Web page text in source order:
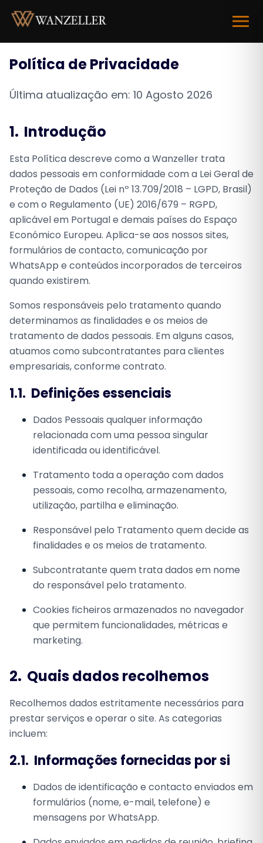
Abrir
Política de Privacidade
Última atualização em: 10 Agosto 2026
1. Introdução
Esta Política descreve como a Wanzeller trata
dados pessoais em conformidade com a Lei Geral de
Proteção de Dados (Lei nº 13.709/2018 – LGPD, Brasil)
e com o Regulamento (UE) 2016/679 – RGPD,
aplicável em Portugal e demais países do Espaço
Económico Europeu. Aplica-se aos nossos sites,
formulários de contacto, comunicação por
WhatsApp e conteúdos incorporados de terceiros
quando existirem.
Somos responsáveis pelo tratamento quando
determinamos as finalidades e os meios de
tratamento de dados pessoais. Em alguns casos,
atuamos como subcontratantes para clientes
empresariais, conforme contrato.
1.1. Definições essenciais
Dados Pessoais qualquer informação
relacionada com uma pessoa singular
identificada ou identificável.
Tratamento toda a operação com dados
pessoais, como recolha, armazenamento,
utilização, partilha e eliminação.
Responsável pelo Tratamento quem decide as
finalidades e os meios de tratamento.
Subcontratante quem trata dados em nome
do responsável pelo tratamento.
Cookies ficheiros armazenados no navegador
que permitem funcionalidades, métricas e
marketing.
2. Quais dados recolhemos
Recolhemos dados estritamente necessários para
prestar serviços e operar o site. As categorias
incluem:
2.1. Informações fornecidas por si
Dados de identificação e contacto enviados em
formulários (nome, e-mail, telefone) e
mensagens por WhatsApp.